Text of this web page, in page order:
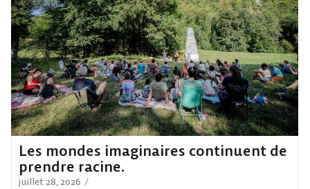
Les mondes imaginaires continuent de
prendre racine.
juillet 28, 2026 /